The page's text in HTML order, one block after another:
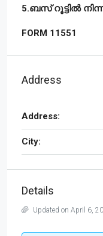
5.ബസ് റൂട്ടിൽ
FORM 11551
Address
Address:
City:
Details
Updated on April 6,